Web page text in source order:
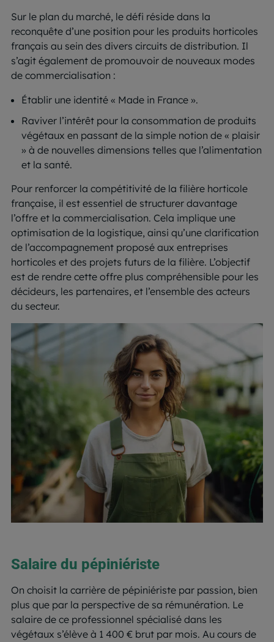
Sur le plan du marché, le défi réside dans la
reconquête d’une position pour les produits horticoles
français au sein des divers circuits de distribution. Il
s’agit également de promouvoir de nouveaux modes
de commercialisation :
Établir une identité « Made in France ».
Raviver l’intérêt pour la consommation de produits
végétaux en passant de la simple notion de « plaisir
» à de nouvelles dimensions telles que l’alimentation
et la santé.
Pour renforcer la compétitivité de la filière horticole
française, il est essentiel de structurer davantage
l’offre et la commercialisation. Cela implique une
optimisation de la logistique, ainsi qu’une clarification
de l’accompagnement proposé aux entreprises
horticoles et des projets futurs de la filière. L’objectif
est de rendre cette offre plus compréhensible pour les
décideurs, les partenaires, et l’ensemble des acteurs
du secteur.
Salaire du pépiniériste
On choisit la carrière de pépiniériste par passion, bien
plus que par la perspective de sa rémunération. Le
salaire de ce professionnel spécialisé dans les
végétaux s’élève à 1 400 € brut par mois. Au cours de